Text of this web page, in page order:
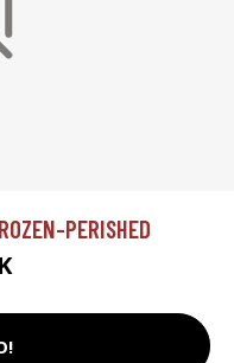
PERISHED